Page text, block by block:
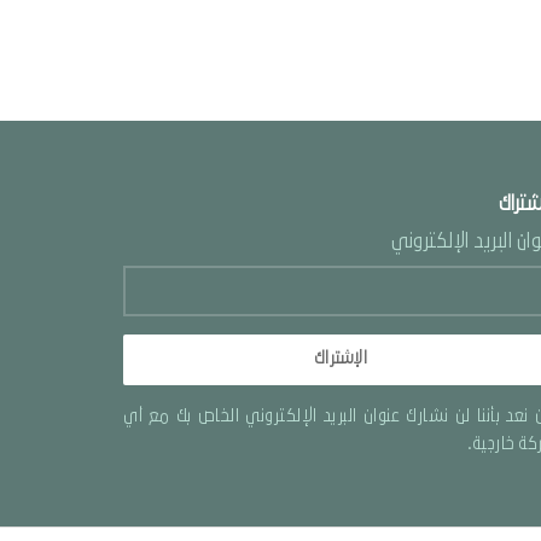
البريد الإلكتروني
الإشتراك
نعد بأننا لن نشارك عنوان البريد الإلكتروني الخاص بك مع أي
خارجية.